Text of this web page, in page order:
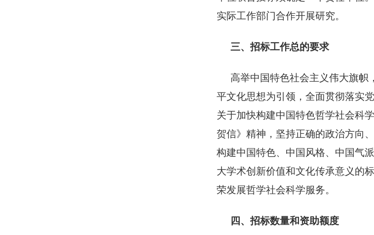
实际工作部门合作开展研究。
三、招标工作总的要求
高举中国特色社会主义伟大旗帜
平文化思想为引领，全面贯彻落实
关于加快构建中国特色哲学社会科
贺信》精神，坚持正确的政治方向
构建中国特色、中国风格、中国气
大学术创新价值和文化传承意义的
荣发展哲学社会科学服务。
四、招标数量和资助额度